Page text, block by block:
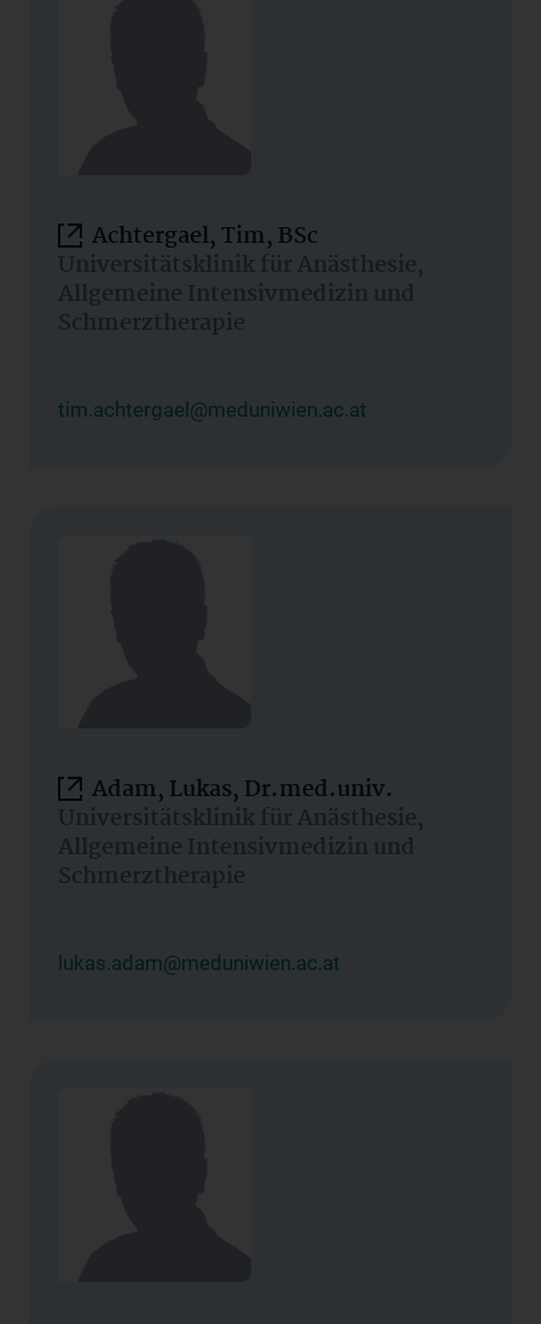
Achtergael, Tim, BSc
Universitätsklinik für Anästhesie,
Allgemeine Intensivmedizin und
Schmerztherapie
tim.achtergael@meduniwien.ac.at
Adam, Lukas, Dr.med.univ.
Universitätsklinik für Anästhesie,
Allgemeine Intensivmedizin und
Schmerztherapie
lukas.adam@meduniwien.ac.at